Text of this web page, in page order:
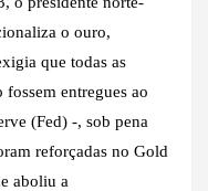
o ouro,
que todas as
entregues ao
(Fed) -, sob pena
reforçadas no Gold
aboliu a